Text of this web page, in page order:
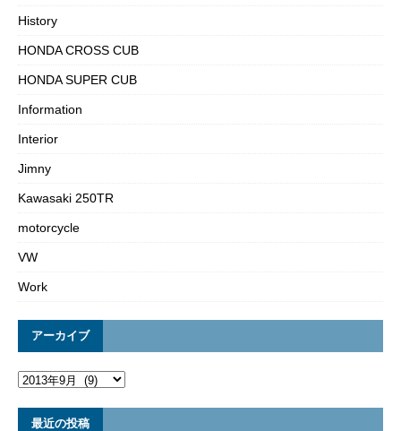
History
HONDA CROSS CUB
HONDA SUPER CUB
Information
Interior
Jimny
Kawasaki 250TR
motorcycle
VW
Work
アーカイブ
最近の投稿